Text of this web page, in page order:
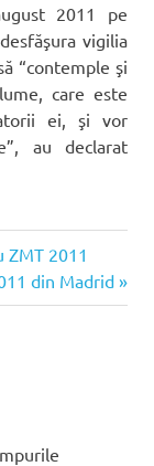
2011 pe
vigilia
“contemple şi
care este
ei, şi vor
au declarat
2011
din Madrid